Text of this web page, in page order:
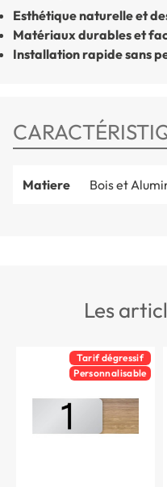
Esthétique naturelle et
Matériaux durables et
Installation rapide sans
Matiere Bois et
les
Tarif dégressif
Personnalisable